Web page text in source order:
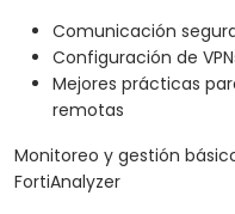
Comunicación
Configuración de
Mejores prácticas
remotas
Monitoreo y gestión
FortiAnalyzer